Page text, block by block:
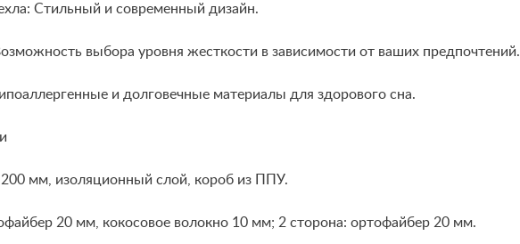
Стильный и современный дизайн.
выбора уровня жесткости в зависимости от ваших предпочтений.
и долговечные материалы для здорового сна.
мм, изоляционный слой, короб из ППУ.
20 мм, кокосовое волокно 10 мм; 2 сторона: ортофайбер 20 мм.